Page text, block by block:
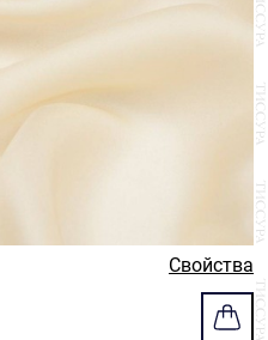
Свойства